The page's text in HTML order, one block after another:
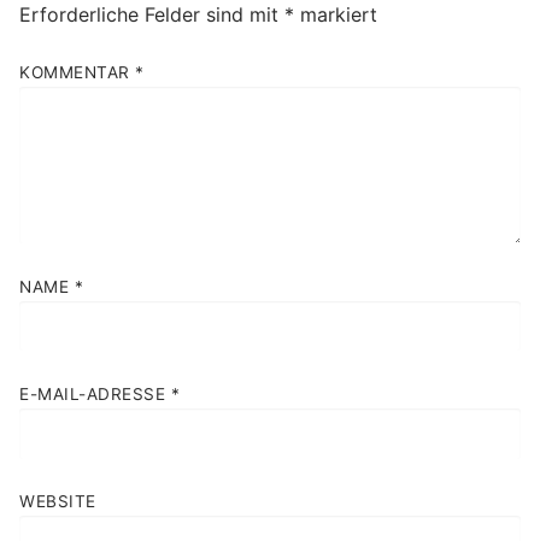
Erforderliche Felder sind mit * markiert
KOMMENTAR *
NAME *
E-MAIL-ADRESSE *
WEBSITE